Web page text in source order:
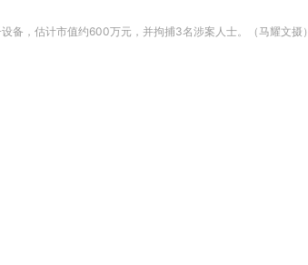
备，估计市值约600万元，并拘捕3名涉案人士。（马耀文摄）